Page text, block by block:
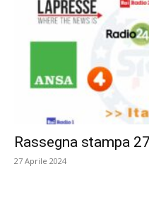
Rassegna stampa
27 Aprile 2024